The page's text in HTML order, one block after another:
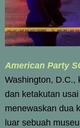
American Party
Washington, D.C.,
dan ketakutan
menewaskan dua
luar sebuah